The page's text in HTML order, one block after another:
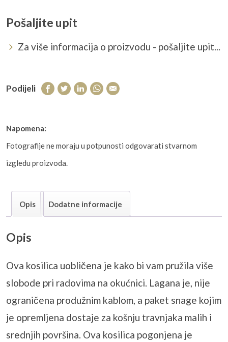
Pošaljite upit
Za više informacija o proizvodu - pošaljite upit...
Podijeli
Napomena:
Fotografije ne moraju u potpunosti odgovarati stvarnom
izgledu proizvoda.
Opis Dodatne informacije
Opis
Ova kosilica uobličena je kako bi vam pružila više
slobode pri radovima na okućnici. Lagana je, nije
ograničena produžnim kablom, a paket snage kojim
je opremljena dostaje za košnju travnjaka malih i
srednjih površina. Ova kosilica pogonjena je